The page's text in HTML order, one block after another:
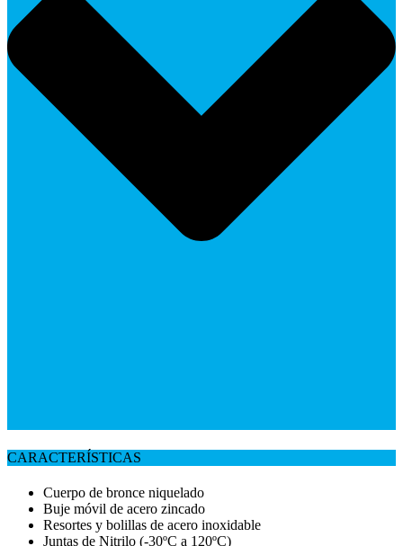
CARACTERÍSTICAS
Cuerpo de bronce niquelado
Buje móvil de acero zincado
Resortes y bolillas de acero inoxidable
Juntas de Nitrilo (-30ºC a 120ºC)